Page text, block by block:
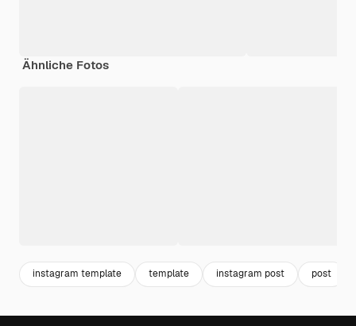
Ähnliche Fotos
instagram template template instagram post post